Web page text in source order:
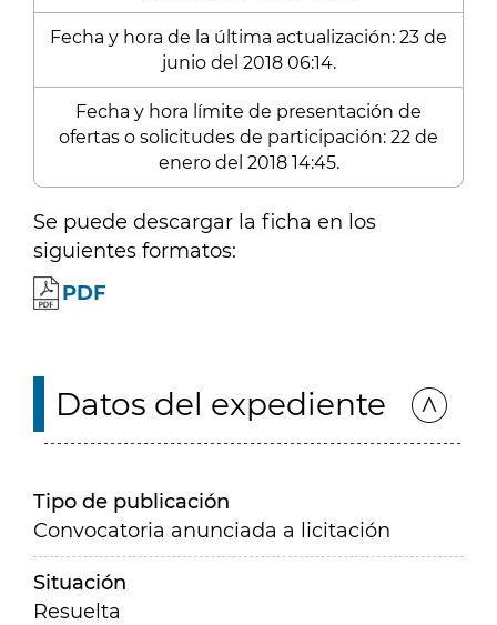
Fecha y hora de la última actualización: 23 de
junio del 2018 06:14.
Fecha y hora límite de presentación de
ofertas o solicitudes de participación: 22 de
enero del 2018 14:45.
Se puede descargar la ficha en los
siguientes formatos:
PDF
Datos del expediente
Tipo de publicación
Convocatoria anunciada a licitación
Situación
Resuelta